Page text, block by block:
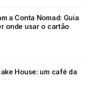
a Conta Nomad: Guia
onde usar o cartão
House: um café da